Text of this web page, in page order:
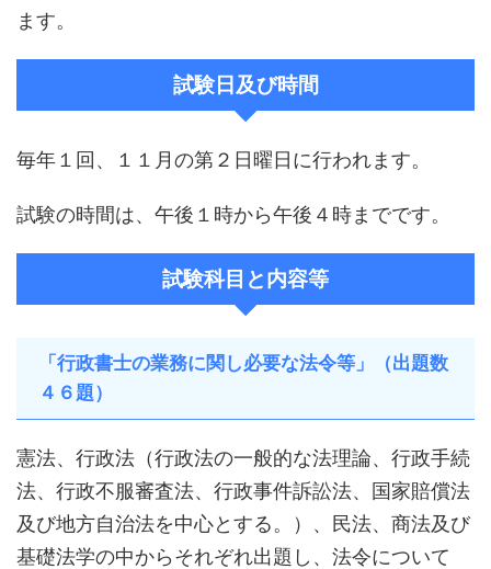
ます。
試験日及び時間
毎年１回、１１月の第２日曜日に行われます。
試験の時間は、午後１時から午後４時までです。
試験科目と内容等
「行政書士の業務に関し必要な法令等」（出題数
４６題）
憲法、行政法（行政法の一般的な法理論、行政手続
法、行政不服審査法、行政事件訴訟法、国家賠償法
及び地方自治法を中心とする。）、民法、商法及び
基礎法学の中からそれぞれ出題し、法令について